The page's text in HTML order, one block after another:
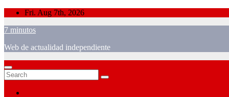
Skip
content
Fri. Aug 7th, 2026
7 minutos
Web de actualidad independiente